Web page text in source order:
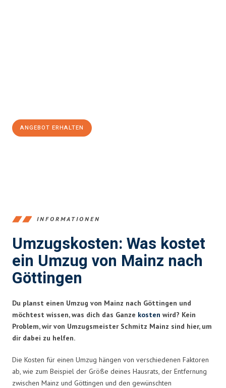
ANGEBOT ERHALTEN
INFORMATIONEN
Umzugskosten: Was kostet
ein Umzug von Mainz nach
Göttingen
Du planst einen Umzug von Mainz nach Göttingen und
möchtest wissen, was dich das Ganze kosten wird? Kein
Problem, wir von Umzugsmeister Schmitz Mainz sind hier, um
dir dabei zu helfen.
Die Kosten für einen Umzug hängen von verschiedenen Faktoren
ab, wie zum Beispiel der Größe deines Hausrats, der Entfernung
zwischen Mainz und Göttingen und den gewünschten